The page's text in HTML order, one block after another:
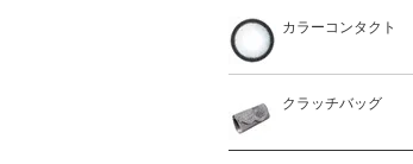
カラーコンタクト
クラッチバッグ